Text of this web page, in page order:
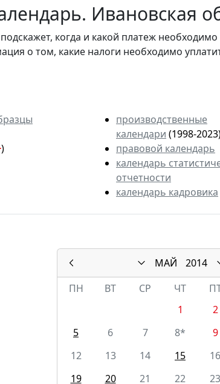
Ивановская
подскажет, когда и какой платеж
о том, какие налоги необходимо
)
производственные
календари (1998-
правовой календарь
календарь
отчетности
календарь кадровика
МАЙ
2014
ПН
ВТ СР ЧТ
1
2
5
6 7 8* 9
12
13 14 15 16
19
20 21 22 23